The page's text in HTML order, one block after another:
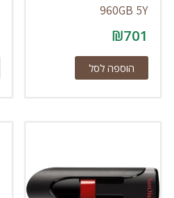
960GB 5Y
₪701
הוספה לסל